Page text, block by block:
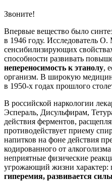
Звоните!
Впервые вещество было
в 1946 году. Исследователь О.
сенсибилизирующих
способности развивать
непереносимость к этанолу,
организм. В широкую
в 1950-х годах прошлого
В российской наркологии
Эспераль, Дисульфирам,
действия ферментов,
противодействует приему
напитков на фоне действия
кодированного от
неприятные физические
угрожающий жизни характер:
гиперемия, развивается